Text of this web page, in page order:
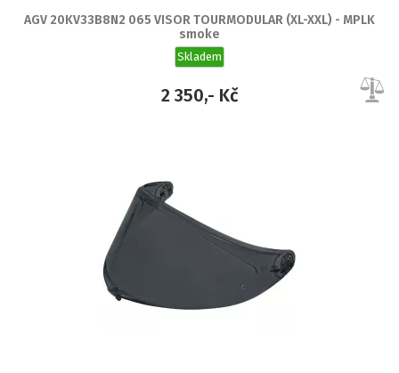
AGV 20KV33B8N2 065 VISOR TOURMODULAR (XL-XXL) - MPLK
smoke
Skladem
2 350,- Kč